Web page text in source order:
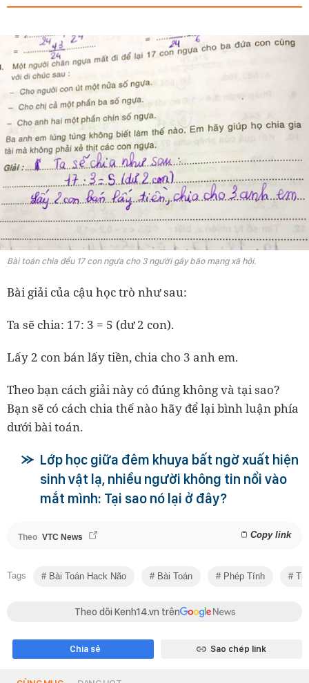
Bài toán chia đều 17 con ngựa cho 3 người gây bão mạng xã hội.
Bài giải của cậu học trò như sau:
Ta sẽ chia: 17: 3 = 5 (dư 2 con).
Lấy 2 con bán lấy tiền, chia cho 3 anh em.
Theo bạn cách giải này có đúng không và tại sao?
Bạn sẽ có cách chia thế nào hãy để lại bình luận phía
dưới bài toán.
Lớp học giữa đêm khuya bất ngờ xuất hiện
sinh vật lạ, nhiều người không tin nổi vào
mắt mình: Tại sao nó lại ở đây?
Theo VTC News Copy link
Tags Bài Toán Hack Não Bài Toán Phép Tính
Theo dõi Kenh14.vn trên
Chia sẻ Sao chép link